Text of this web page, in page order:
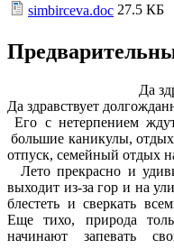
simbirceva.doc 27.5 КБ
Да
Да здравствует
Его с нетерпением
большие каникулы,
отпуск, семейный отдых
Лето прекрасно и
выходит из-за гор и на
блестеть и сверкать
Еще тихо, природа
начинают запевать